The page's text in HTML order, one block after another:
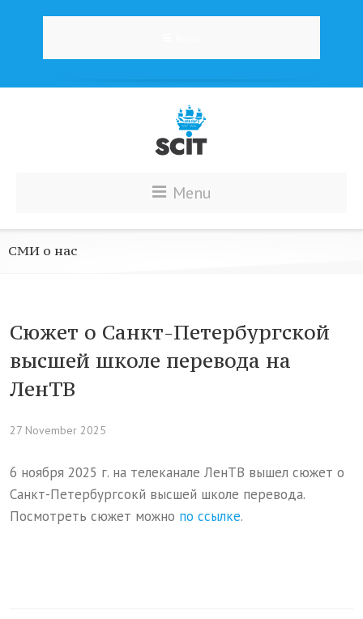
Menu
СМИ о нас
Сюжет о Санкт-Петербургской
высшей школе перевода на
ЛенТВ
27 November 2025
6 ноября 2025 г. на телеканале ЛенТВ вышел сюжет о
Санкт-Петербургсокй высшей школе перевода.
Посмотреть сюжет можно по ссылке.